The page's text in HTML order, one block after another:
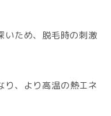
いため、脱毛時の刺激
り、より高温の熱エネ